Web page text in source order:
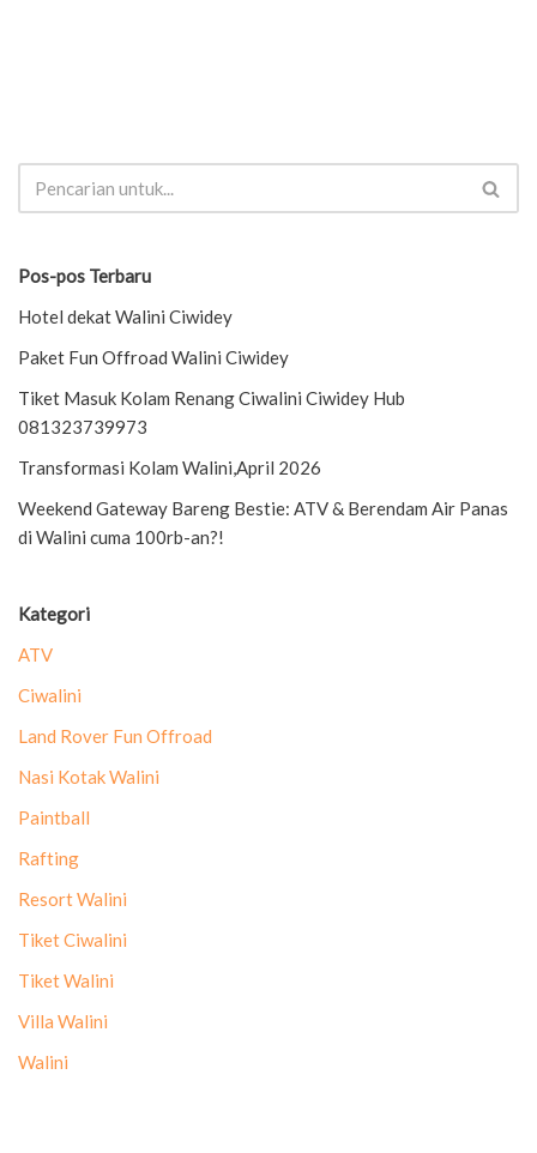
Pos-pos Terbaru
Hotel dekat Walini Ciwidey
Paket Fun Offroad Walini Ciwidey
Tiket Masuk Kolam Renang Ciwalini Ciwidey Hub
081323739973
Transformasi Kolam Walini,April 2026
Weekend Gateway Bareng Bestie: ATV & Berendam Air Panas
di Walini cuma 100rb-an?!
Kategori
ATV
Ciwalini
Land Rover Fun Offroad
Nasi Kotak Walini
Paintball
Rafting
Resort Walini
Tiket Ciwalini
Tiket Walini
Villa Walini
Walini